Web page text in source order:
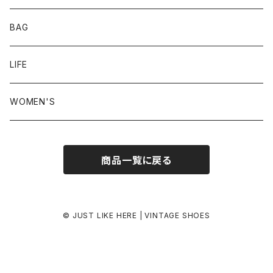
24.0-24.5 cm
24.5-25.0 cm
25.0-25.5 cm
26.0-26.5 cm
26.5-27.0 cm
BAG
LIFE
WOMEN'S
商品一覧に戻る
© JUST LIKE HERE | VINTAGE SHOES